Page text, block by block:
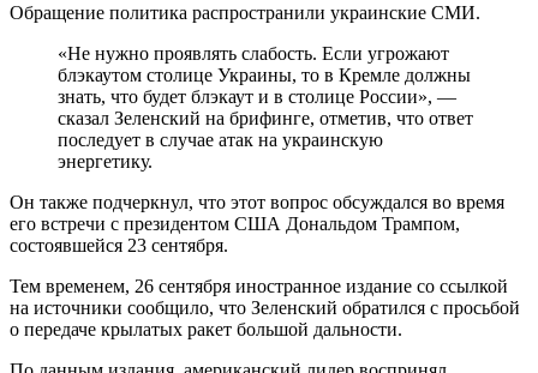
Обращение политика распространили украинские СМИ.
«Не нужно проявлять слабость. Если угрожают
блэкаутом столице Украины, то в Кремле должны
знать, что будет блэкаут и в столице России», —
сказал Зеленский на брифинге, отметив, что ответ
последует в случае атак на украинскую
энергетику.
Он также подчеркнул, что этот вопрос обсуждался во время
его встречи с президентом США Дональдом Трампом,
состоявшейся 23 сентября.
Тем временем, 26 сентября иностранное издание со ссылкой
на источники сообщило, что Зеленский обратился с просьбой
о передаче крылатых ракет большой дальности.